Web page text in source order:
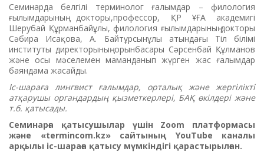
Семинарда белгілі терминолог ғалымдар – филология
ғылымдарының докторы,профессор, ҚР ҰҒА академигі
Шерубай Құрманбайұлы, филология ғылымдарының докторы
Сәбира Исақова, А. Байтұрсынұлы атындағы Тіл білімі
институты директорының орынбасары Сәрсенбай Құлманов
және осы мәселемен маманданып жүрген жас ғалымдар
баяндама жасайды.
Іс-шараға лингвист ғалымдар, орталық және жергілікті
атқарушы органдардың қызметкерлері, БАҚ өкілдері және
т.б. қатысады.
Семинарға қатысушылар үшін Zoom платформасы
және «termincom.kz» сайтының YouTube каналы
арқылы іс-шараға қатысу мүмкіндігі қарастырылған.